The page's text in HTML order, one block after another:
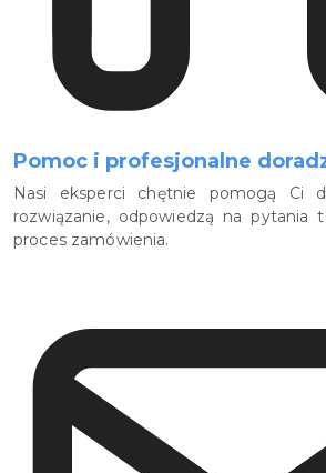
Pomoc i profesjonalne
Nasi eksperci chętnie pomogą Ci
rozwiązanie, odpowiedzą na pytania
proces zamówienia.